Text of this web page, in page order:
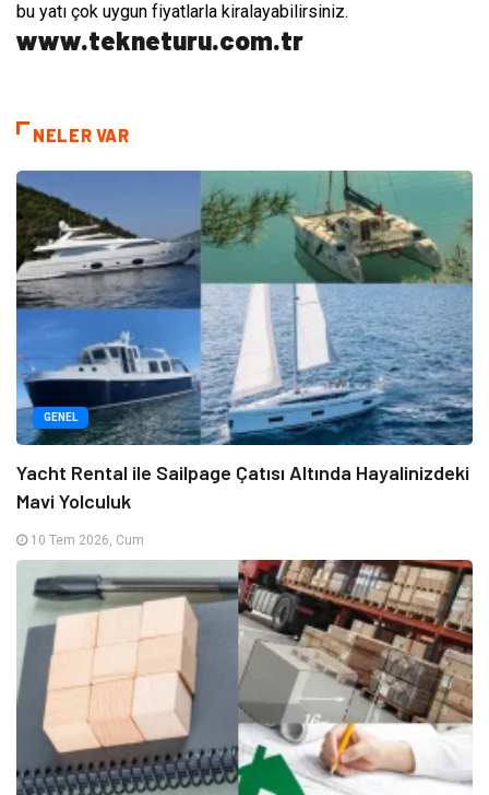
bu yatı çok uygun fiyatlarla kiralayabilirsiniz.
www.tekneturu.com.tr
NELER VAR
GENEL
Yacht Rental ile Sailpage Çatısı Altında Hayalinizdeki
Mavi Yolculuk
10 Tem 2026, Cum